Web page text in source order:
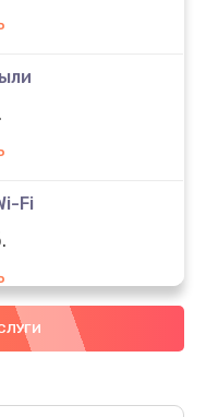
Fi